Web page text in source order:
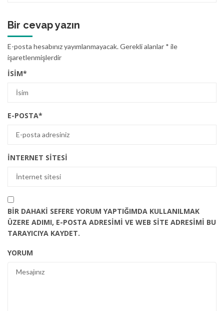
Bir cevap yazın
E-posta hesabınız yayımlanmayacak.Gerekli alanlar * ile
işaretlenmişlerdir
İSIM*
E-POSTA*
İNTERNET SITESI
BIR DAHAKI SEFERE YORUM YAPTIĞIMDA KULLANILMAK
ÜZERE ADIMI, E-POSTA ADRESIMI VE WEB SITE ADRESIMI BU
TARAYICIYA KAYDET.
YORUM